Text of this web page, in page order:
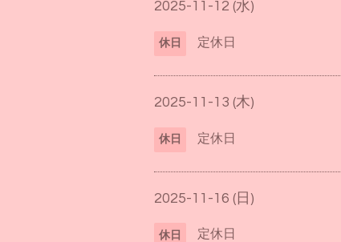
2025-11-12 (水)
休日 定休日
2025-11-13 (木)
休日 定休日
2025-11-16 (日)
休日 定休日